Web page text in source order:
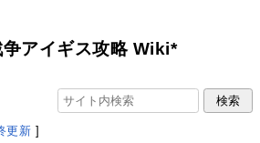
アイギス攻略 Wiki*
更新 ]